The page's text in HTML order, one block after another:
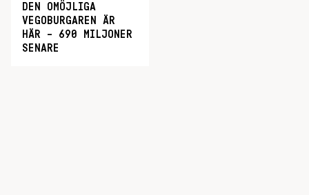
DEN OMÖJLIGA
VEGOBURGAREN ÄR
HÄR – 690 MILJONER
SENARE